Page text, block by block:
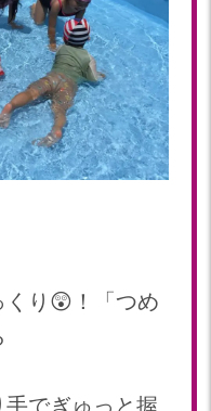
り😲！「つめ
でぎゅっと握